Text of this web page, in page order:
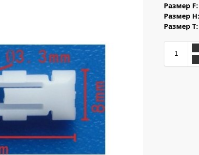
Размер F:
Размер H:
Размер T: